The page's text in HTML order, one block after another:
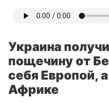
Украина
пощечину от
себя Европой,
Африке